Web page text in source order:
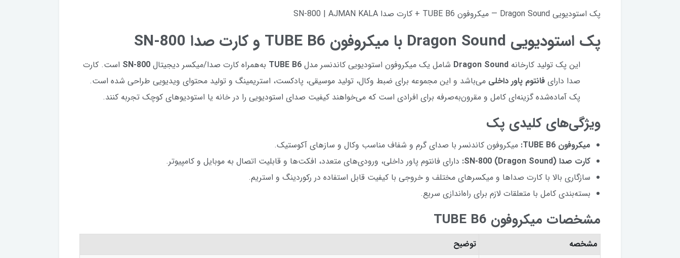
پک استودیویی Dragon Sound — میکروفون TUBE B6 + کارت صدا SN-800 | AJMAN KALA
پک استودیویی Dragon Sound با میکروفون TUBE B6 و کارت صدا SN-800
این پک تولید کارخانه Dragon Sound شامل یک میکروفون استودیویی کاندنسر مدل TUBE B6 به‌همراه کارت صدا/میکسر دیجیتال SN-800 است. کارت
صدا دارای فانتوم پاور داخلی می‌باشد و این مجموعه برای ضبط وکال، تولید موسیقی، پادکست، استریمینگ و تولید محتوای ویدیویی طراحی شده است.
پک آماده‌شده گزینه‌ای کامل و مقرون‌به‌صرفه برای افرادی است که می‌خواهند کیفیت صدای استودیویی را در خانه یا استودیوهای کوچک تجربه کنند.
ویژگی‌های کلیدی پک
میکروفون TUBE B6:
میکروفون کاندنسر با صدای گرم و شفاف مناسب وکال و سازهای آکوستیک.
کارت صدا SN-800 (Dragon Sound):
دارای فانتوم پاور داخلی، ورودی‌های متعدد، افکت‌ها و قابلیت اتصال به موبایل و کامپیوتر.
سازگاری بالا با کارت صداها و میکسرهای مختلف و خروجی با کیفیت قابل استفاده در رکوردینگ و استریم.
بسته‌بندی کامل با متعلقات لازم برای راه‌اندازی سریع.
مشخصات میکروفون TUBE B6
مشخصه
توضیح